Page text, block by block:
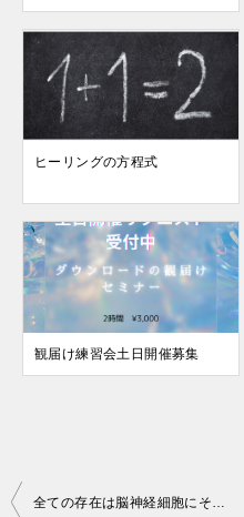
ヒーリングの方程式
観届け練習会土日開催募集
投
全ての存在は脳神経細胞にそっくり